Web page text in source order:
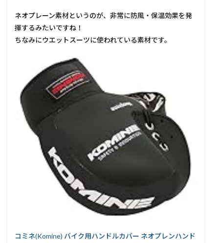
ネオプレーン素材というのが、非常に防風・保温効果を発
揮するみたいですね！
ちなみにウエットスーツに使われている素材です。
コミネ(Komine) バイク用ハンドルカバー ネオプレンハンド